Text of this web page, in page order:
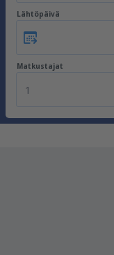
Lähtöpäivä
Matkustajat
1